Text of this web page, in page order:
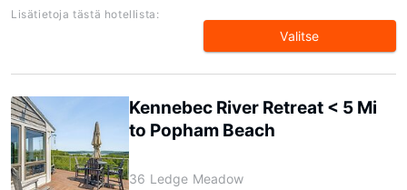
Lisätietoja tästä hotellista:
Valitse
Kennebec River Retreat < 5 Mi
to Popham Beach
36 Ledge Meadow